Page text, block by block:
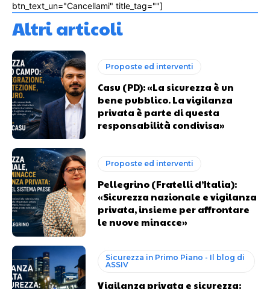
btn_text_un="Cancellami" title_tag=""]
Altri articoli
Proposte ed interventi
Casu (PD): «La sicurezza è un
bene pubblico. La vigilanza
privata è parte di questa
responsabilità condivisa»
Proposte ed interventi
Pellegrino (Fratelli d’Italia):
«Sicurezza nazionale e vigilanza
privata, insieme per affrontare
le nuove minacce»
Sicurezza in Primo Piano - Il blog di
ASSIV
Vigilanza privata e sicurezza: